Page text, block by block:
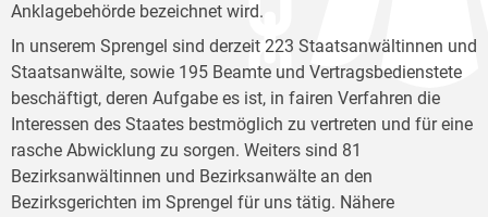
Anklagebehörde bezeichnet wird.
In unserem Sprengel sind derzeit 223 Staatsanwältinnen und
Staatsanwälte, sowie 195 Beamte und Vertragsbedienstete
beschäftigt, deren Aufgabe es ist, in fairen Verfahren die
Interessen des Staates bestmöglich zu vertreten und für eine
rasche Abwicklung zu sorgen. Weiters sind 81
Bezirksanwältinnen und Bezirksanwälte an den
Bezirksgerichten im Sprengel für uns tätig. Nähere